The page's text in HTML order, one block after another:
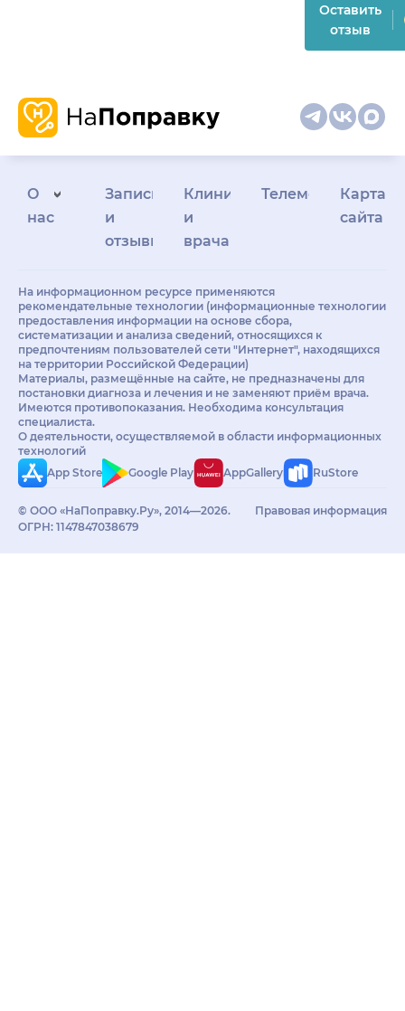
Оставить
отзыв
О
нас
Запись
и
отзывы
Клиникам
и
врачам
Телемедицина
Карта
сайта
На информационном ресурсе применяются
рекомендательные технологии (информационные технологии
предоставления информации на основе сбора,
систематизации и анализа сведений, относящихся к
предпочтениям пользователей сети "Интернет", находящихся
на территории Российской Федерации)
Материалы, размещённые на сайте, не предназначены для
постановки диагноза и лечения и не заменяют приём врача.
Имеются противопоказания. Необходима консультация
специалиста.
О деятельности, осуществляемой в области информационных
технологий
App Store
Google Play AppGallery RuStore
© ООО «НаПоправку.Ру», 2014—2026.
ОГРН: 1147847038679
Правовая информация